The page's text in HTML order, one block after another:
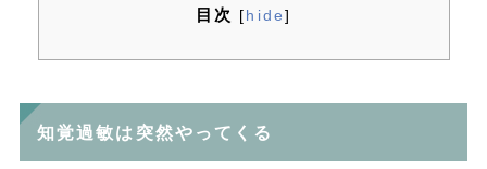
目次 [ hide ]
知覚過敏は突然やってくる